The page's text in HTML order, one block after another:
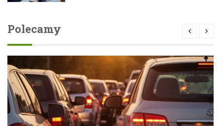
Polecamy